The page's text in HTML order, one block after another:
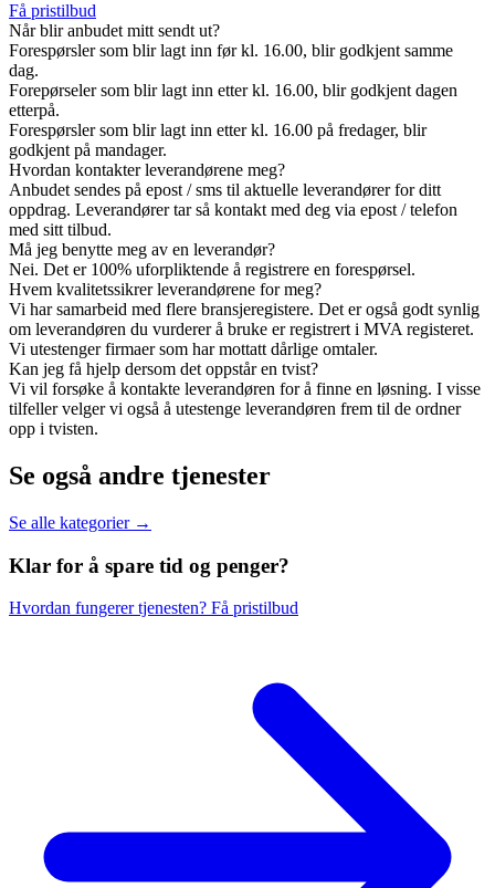
Få pristilbud
Når blir anbudet mitt sendt ut?
Forespørsler som blir lagt inn før kl. 16.00, blir godkjent samme
dag.
Forepørseler som blir lagt inn etter kl. 16.00, blir godkjent dagen
etterpå.
Forespørsler som blir lagt inn etter kl. 16.00 på fredager, blir
godkjent på mandager.
Hvordan kontakter leverandørene meg?
Anbudet sendes på epost / sms til aktuelle leverandører for ditt
oppdrag. Leverandører tar så kontakt med deg via epost / telefon
med sitt tilbud.
Må jeg benytte meg av en leverandør?
Nei. Det er 100% uforpliktende å registrere en forespørsel.
Hvem kvalitetssikrer leverandørene for meg?
Vi har samarbeid med flere bransjeregistere. Det er også godt synlig
om leverandøren du vurderer å bruke er registrert i MVA registeret.
Vi utestenger firmaer som har mottatt dårlige omtaler.
Kan jeg få hjelp dersom det oppstår en tvist?
Vi vil forsøke å kontakte leverandøren for å finne en løsning. I visse
tilfeller velger vi også å utestenge leverandøren frem til de ordner
opp i tvisten.
Se også andre tjenester
Se alle kategorier →
Klar for å spare tid og penger?
Hvordan fungerer tjenesten? Få pristilbud